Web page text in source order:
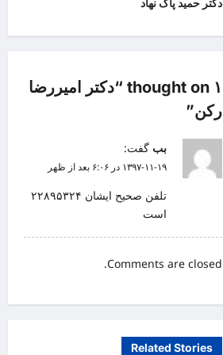
v
i
a
n
۱ thought on “
دکتر امیررضا
رکن”
بب گفت:
۱۳۹۷-۱۱-۱۹ در ۶:۰۶ بعد از ظهر
تلفن صحیح ایشان ۲۲۸۹۵۳۲۴
است
Comments are closed.
Related Stories